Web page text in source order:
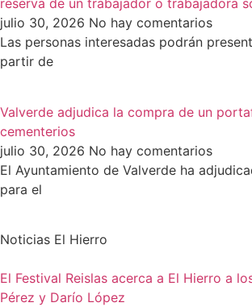
reserva de un trabajador o trabajadora
julio 30, 2026 No hay comentarios
Las personas interesadas podrán
partir de
Valverde adjudica la compra de un
cementerios
julio 30, 2026 No hay comentarios
El Ayuntamiento de Valverde ha
para el
Noticias El Hierro
El Festival Reislas acerca a El Hierro a
Pérez y Darío López